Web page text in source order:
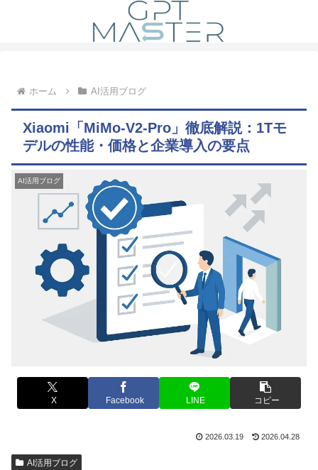
ホーム AI活用ブログ
Xiaomi「MiMo-V2-Pro」徹底解説：1Tモ
デルの性能・価格と企業導入の要点
AI活用ブログ
X Facebook LINE コピー
2026.03.19 2026.04.28
AI活用ブログ